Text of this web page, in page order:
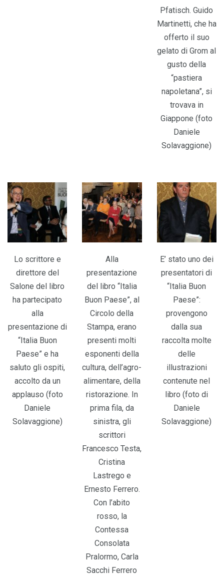
Pfatisch. Guido
Martinetti, che ha
offerto il suo
gelato di Grom al
gusto della
“pastiera
napoletana”, si
trovava in
Giappone (foto
Daniele
Solavaggione)
Lo scrittore e
direttore del
Salone del libro
ha partecipato
alla
presentazione di
“Italia Buon
Paese” e ha
saluto gli ospiti,
accolto da un
applauso (foto
Daniele
Solavaggione)
Alla
presentazione
del libro “Italia
Buon Paese”, al
Circolo della
Stampa, erano
presenti molti
esponenti della
cultura, dell’agro-
alimentare, della
ristorazione. In
prima fila, da
sinistra, gli
scrittori
Francesco Testa,
Cristina
Lastrego e
Ernesto Ferrero.
Con l’abito
rosso, la
Contessa
Consolata
Pralormo, Carla
Sacchi Ferrero
E’ stato uno dei
presentatori di
“Italia Buon
Paese”:
provengono
dalla sua
raccolta molte
delle
illustrazioni
contenute nel
libro (foto di
Daniele
Solavaggione)